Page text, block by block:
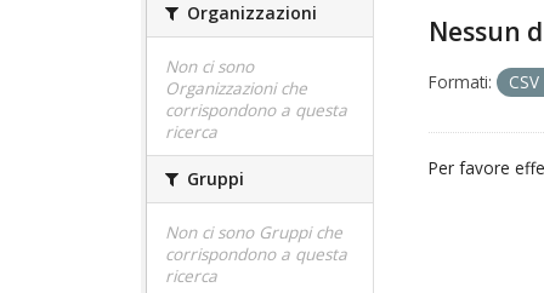
Organizzazioni
Non ci sono
Organizzazioni che
corrispondono a questa
ricerca
Gruppi
Non ci sono Gruppi che
corrispondono a questa
ricerca
Nessun
Formati: CSV
Per favore